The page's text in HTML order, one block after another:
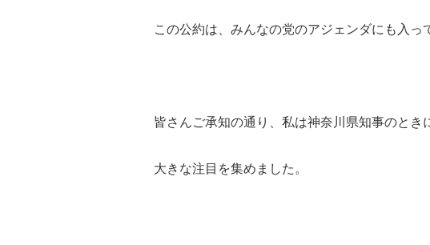
この公約は、みんなの党のアジェンダにも入っ
皆さんご承知の通り、私は神奈川県知事のとき
大きな注目を集めました。